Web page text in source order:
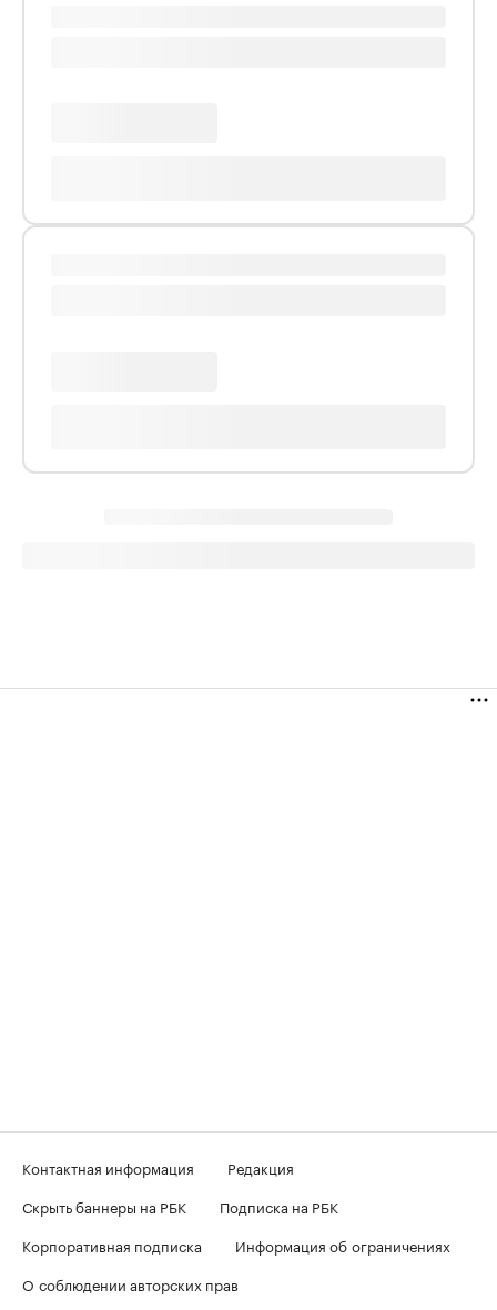
Контактная информация
Редакция
Скрыть баннеры на РБК
Подписка на РБК
Корпоративная подписка
Информация об ограничениях
О соблюдении авторских прав